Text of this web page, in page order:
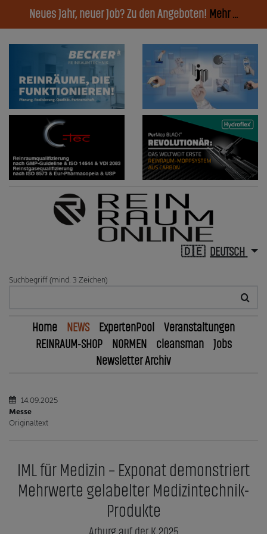
Neues Jahr, neuer Job? Zu den Angeboten! Mehr ...
DEUTSCH
Suchbegriff (mind. 3 Zeichen)
Home NEWS ExpertenPool
Veranstaltungen
REINRAUM-SHOP
NORMEN cleansman
Jobs
Newsletter Archiv
14.09.2025
Messe
Originaltext
IML für Medizin – Exponat demonstriert
Mehrwerte gelabelter Medizintechnik-
Produkte